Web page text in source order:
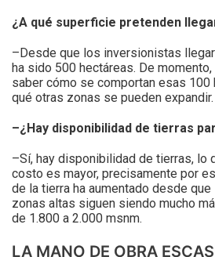
¿A qué superficie pretenden
–Desde que los inversionistas
ha sido 500 hectáreas. De
saber cómo se comportan esas 100
qué otras zonas se pueden expandir.
–¿Hay disponibilidad de tierras
–Sí, hay disponibilidad de tierras, lo
costo es mayor, precisamente por
de la tierra ha aumentado desde
zonas altas siguen siendo mucho
de 1.800 a 2.000 msnm.
LA MANO DE OBRA